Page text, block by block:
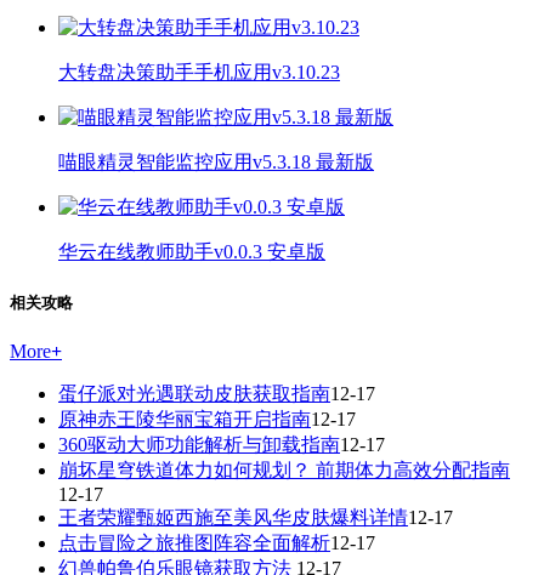
大转盘决策助手手机应用v3.10.23
喵眼精灵智能监控应用v5.3.18 最新版
华云在线教师助手v0.0.3 安卓版
相关攻略
More+
蛋仔派对光遇联动皮肤获取指南12-17
原神赤王陵华丽宝箱开启指南12-17
360驱动大师功能解析与卸载指南12-17
崩坏星穹铁道体力如何规划？ 前期体力高效分配指南
12-17
王者荣耀甄姬西施至美风华皮肤爆料详情12-17
点击冒险之旅推图阵容全面解析12-17
幻兽帕鲁伯乐眼镜获取方法 12-17